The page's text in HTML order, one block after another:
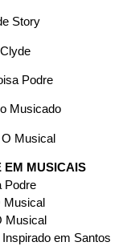
Story
Podre
Musicado
Musical
EM MUSICAIS
Podre
Musical
Musical
em Santos